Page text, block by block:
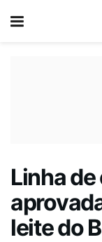
Linha
leite do